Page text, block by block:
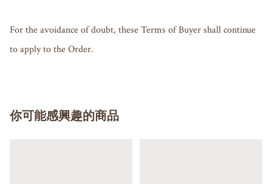
For the avoidance of doubt, these Terms of Buyer shall continue
to apply to the Order.
你可能感興趣的商品